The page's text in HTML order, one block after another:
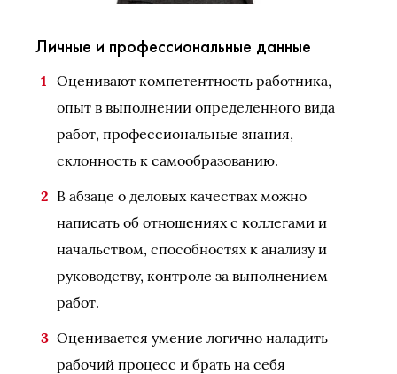
Личные и профессиональные данные
Оценивают компетентность работника,
опыт в выполнении определенного вида
работ, профессиональные знания,
склонность к самообразованию.
В абзаце о деловых качествах можно
написать об отношениях с коллегами и
начальством, способностях к анализу и
руководству, контроле за выполнением
работ.
Оценивается умение логично наладить
рабочий процесс и брать на себя